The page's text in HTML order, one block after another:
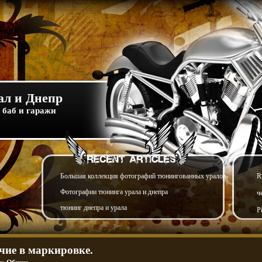
и Днепр
и гаражи
Большая коллекция фотографий тюнингованных уралов
Фотографии тюнинга урала и днепра
тюнинг днепра и урала
в маркировке.